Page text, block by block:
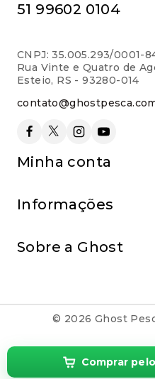
Comprar
51 99602 0104
CNPJ: 35.005.293/0001-
Rua Vinte e Quatro de
Esteio, RS - 93280-014
Minha conta
Informações
Sobre a Ghost
© 2026 Ghost